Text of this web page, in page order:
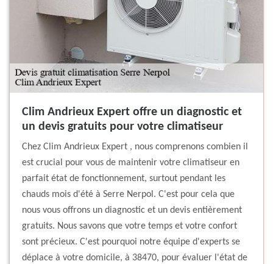
Clim Andrieux Expert offre un diagnostic et
un devis gratuits pour votre climatiseur
Chez Clim Andrieux Expert , nous comprenons combien il
est crucial pour vous de maintenir votre climatiseur en
parfait état de fonctionnement, surtout pendant les
chauds mois d'été à Serre Nerpol. C'est pour cela que
nous vous offrons un diagnostic et un devis entièrement
gratuits. Nous savons que votre temps et votre confort
sont précieux. C'est pourquoi notre équipe d'experts se
déplace à votre domicile, à 38470, pour évaluer l'état de